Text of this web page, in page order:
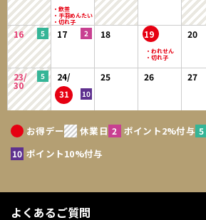
16 17 18 19 20
23/
30
24/
31
25 26 27
お得デー 休業日 ポイント2%付与
ポイント10%付与
よくあるご質問